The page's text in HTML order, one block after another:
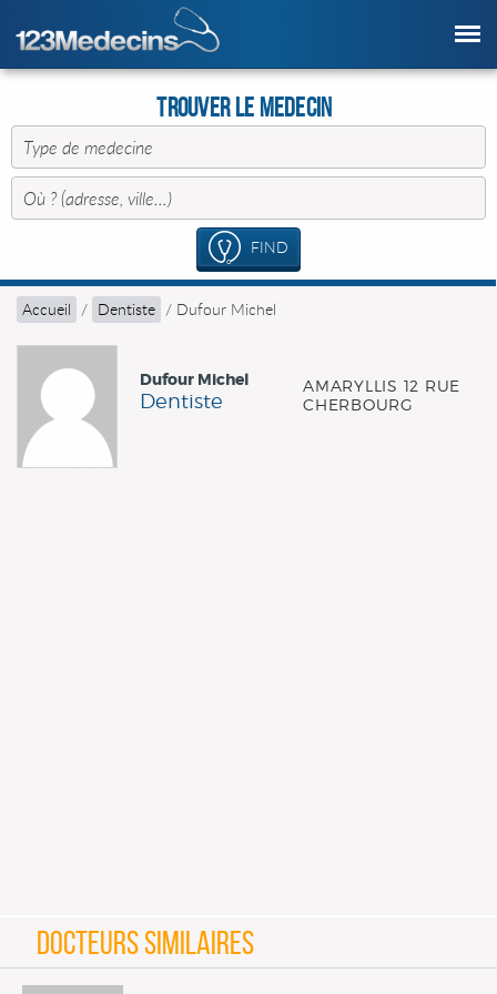
Trouver le Medecin
FIND
Accueil / Dentiste / Dufour Michel
Dufour Michel
Dentiste
AMARYLLIS 12 RUE
CHERBOURG
DOCTEURS SIMILAIRES